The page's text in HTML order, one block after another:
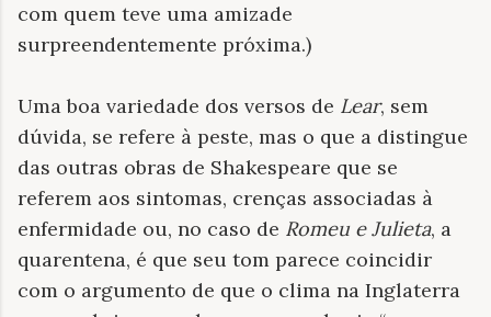
com quem teve uma amizade
surpreendentemente próxima.)
Uma boa variedade dos versos de Lear, sem
dúvida, se refere à peste, mas o que a distingue
das outras obras de Shakespeare que se
referem aos sintomas, crenças associadas à
enfermidade ou, no caso de Romeu e Julieta, a
quarentena, é que seu tom parece coincidir
com o argumento de que o clima na Inglaterra